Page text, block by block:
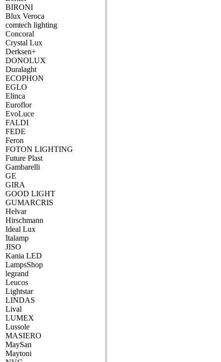
BIRONI
Blux Veroca
comtech lighting
Concoral
Crystal Lux
Derksen+
DONOLUX
Duralaght
ECOPHON
EGLO
Elinca
Euroflor
EvoLuce
FALDI
FEDE
Feron
FOTON LIGHTING
Future Plast
Gambarelli
GE
GIRA
GOOD LIGHT
GUMARCRIS
Helvar
Hirschmann
Ideal Lux
Italamp
JISO
Kania LED
LampsShop
legrand
Leucos
Lightstar
LINDAS
Lival
LUMEX
Lussole
MASIERO
MaySan
Maytoni